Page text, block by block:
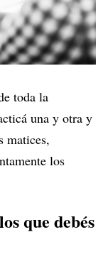
toda la
una y otra y
matices,
los
que debés